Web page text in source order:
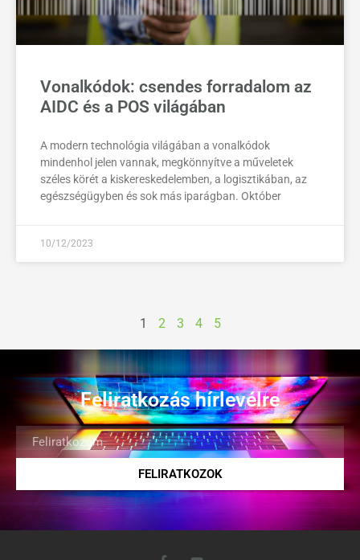
Vonalkódok: csendes forradalom az
AIDC és a POS világában
A modern technológia világában a vonalkódok
mindenhol jelen vannak, megkönnyítve a műveletek
széles körét a kiskereskedelemben, a logisztikában, az
egészségügyben és sok más iparágban. Október
10/12/2023
1 2 3 4 5
Feliratkozás hírlevélre
FELIRATKOZOK